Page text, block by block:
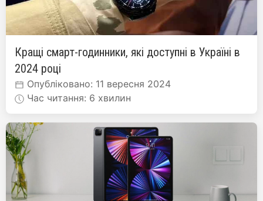
Кращі смарт-годинники, які доступні в Україні в
2024 році
Опубліковано: 11 вересня 2024
Час читання: 6 хвилин